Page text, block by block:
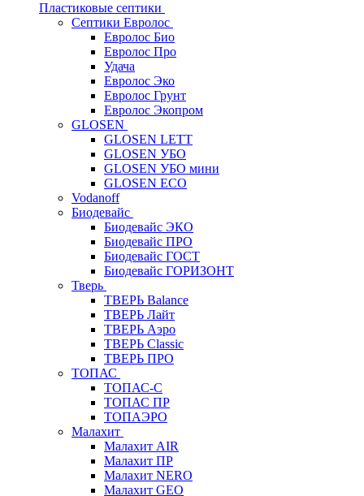
Пластиковые септики
Септики Евролос
Евролос Био
Евролос Про
Удача
Евролос Эко
Евролос Грунт
Евролос Экопром
GLOSEN
GLOSEN LETT
GLOSEN УБО
GLOSEN УБО мини
GLOSEN ECO
Vodanoff
Биодевайс
Биодевайс ЭКО
Биодевайс ПРО
Биодевайс ГОСТ
Биодевайс ГОРИЗОНТ
Тверь
ТВЕРЬ Balance
ТВЕРЬ Лайт
ТВЕРЬ Аэро
ТВЕРЬ Classic
ТВЕРЬ ПРО
ТОПАС
ТОПАС-С
ТОПАС ПР
ТОПАЭРО
Малахит
Малахит AIR
Малахит ПР
Малахит NERO
Малахит GEO